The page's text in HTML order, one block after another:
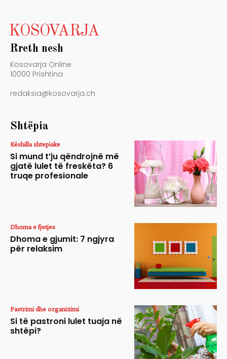
KOSOVARJA
Rreth nesh
Kosovarja Online
10000 Prishtina
redaksia@kosovarja.ch
Shtëpia
Këshilla shtepiake
Si mund t’ju qëndrojnë më
gjatë lulet të freskëta? 6
truqe profesionale
Dhoma e fjetjes
Dhoma e gjumit: 7 ngjyra
për relaksim
Pastrimi dhe organizimi
Si të pastroni lulet tuaja në
shtëpi?